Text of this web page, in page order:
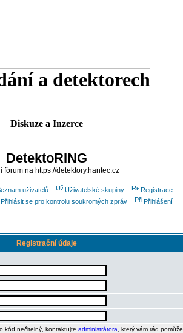
a detektorech
Diskuze a Inzerce
DetektoRING
fórum na https://detektory.hantec.cz
uživatelů Uživatelské skupiny
Registrace
Přihlásit se pro kontrolu soukromých zpráv Přihlášení
Registrační údaje
kód nečitelný, kontaktujte administrátora , který vám rád pomůže.